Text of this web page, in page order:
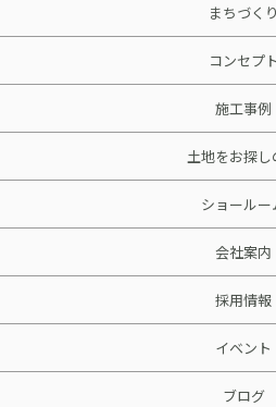
まちづくり
コンセプト
施工事例
土地をお探し
ショールー
会社案内
採用情報
イベント
ブログ